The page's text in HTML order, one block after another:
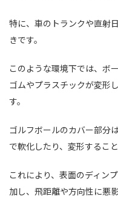
特に、車のトランクや直射
きです。
このような環境下では、ボ
ゴムやプラスチックが変形
す。
ゴルフボールのカバー部分
で軟化したり、変形すること
これにより、表面のディン
加し、飛距離や方向性に悪